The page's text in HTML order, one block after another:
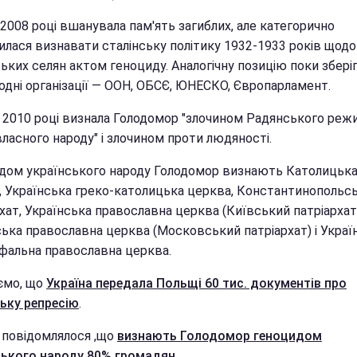
2008 році вшанувала пам'ять загиблих, але категорично
визнавати сталінську політику 1932-1933 років щодо
селян актом геноциду. Аналогічну позицію поки
організації — ООН, ОБСЄ, ЮНЕСКО, Європарламент.
році визнала Голодомор "злочином Радянського
народу" і злочином проти людяності.
українського народу Голодомор визнають Католицька
Українська греко-католицька церква,
Українська православна церква (Київський
православна церква (Московський патріархат) і
православна церква.
що Україна передала Польщі 60 тис. документів про
репресію.
,що визнають Голодомор геноцидом